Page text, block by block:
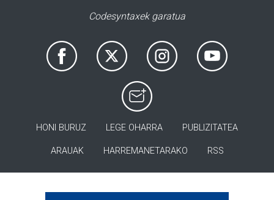
Codesyntaxek garatua
HONI BURUZ LEGE OHARRA PUBLIZITATEA
ARAUAK HARREMANETARAKO RSS